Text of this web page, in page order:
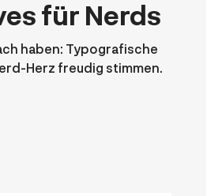
für Nerds
haben: Typografische
Herz freudig stimmen.